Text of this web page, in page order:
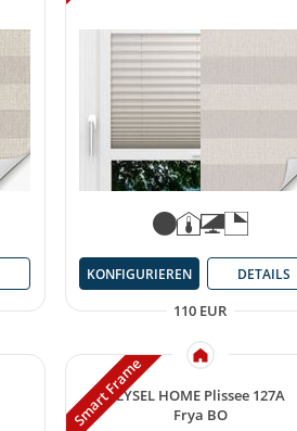
110 EUR
KONFIGURIEREN DETAILS
LYSEL HOME Plissee 127A
Frya BO
Smart Frame